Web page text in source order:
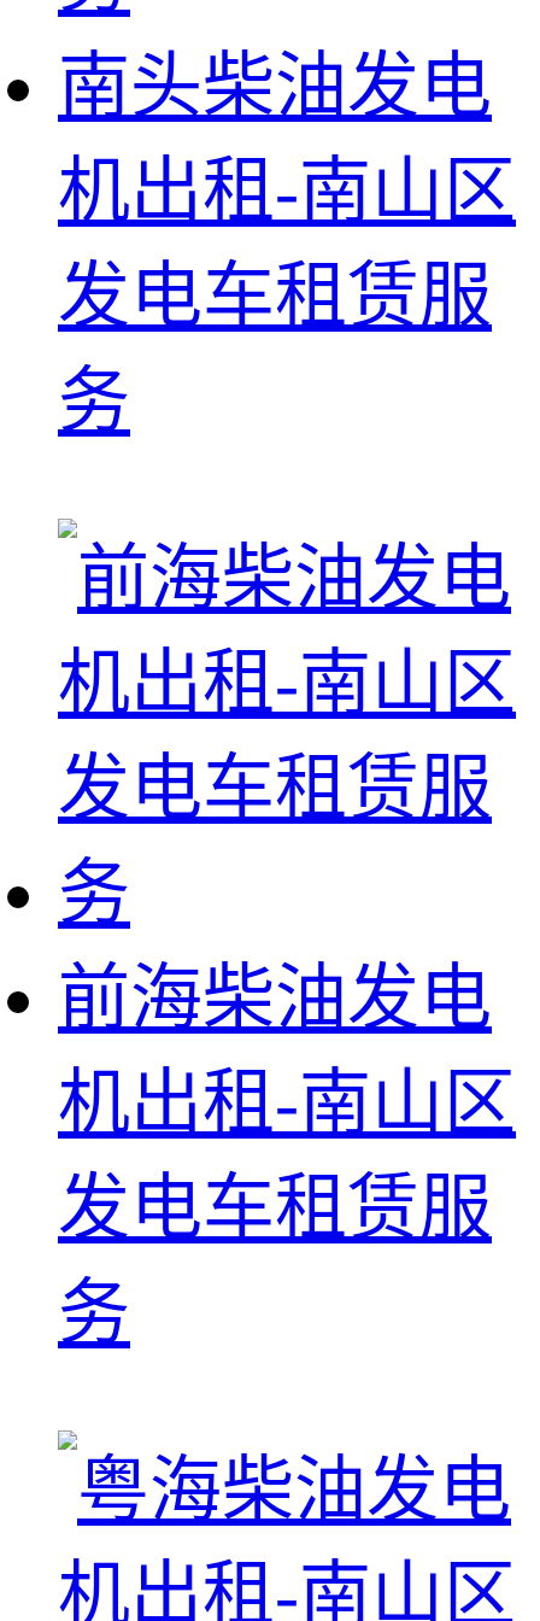
南头柴油发电
机出租-南山区
发电车租赁服
务
前海柴油发电
机出租-南山区
发电车租赁服
务